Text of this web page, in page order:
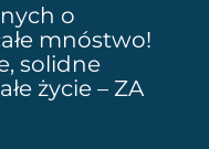
o
mnóstwo!
solidne
życie – ZA